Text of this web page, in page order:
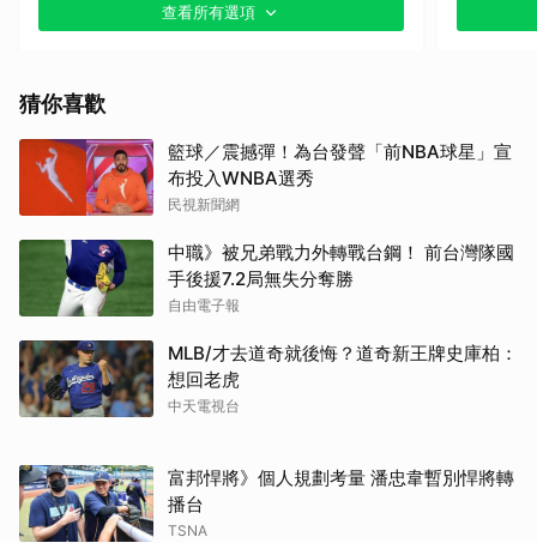
其他（歡迎貼文分享）
查看所有選項
猜你喜歡
籃球／震撼彈！為台發聲「前NBA球星」宣
布投入WNBA選秀
民視新聞網
中職》被兄弟戰力外轉戰台鋼！ 前台灣隊國
手後援7.2局無失分奪勝
自由電子報
MLB/才去道奇就後悔？道奇新王牌史庫柏：
想回老虎
中天電視台
富邦悍將》個人規劃考量 潘忠韋暫別悍將轉
播台
TSNA